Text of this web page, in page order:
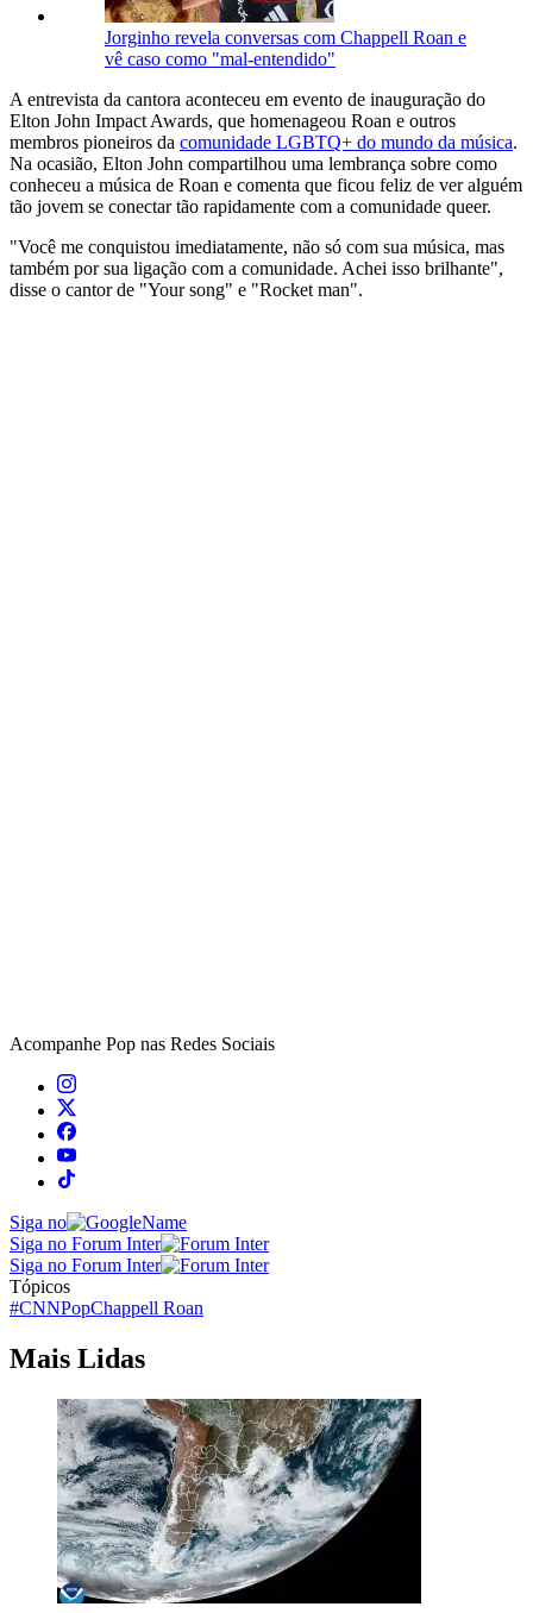
Jorginho revela conversas com Chappell Roan e
vê caso como "mal-entendido"
A entrevista da cantora aconteceu em evento de inauguração do
Elton John Impact Awards, que homenageou Roan e outros
membros pioneiros da comunidade LGBTQ+ do mundo da música.
Na ocasião, Elton John compartilhou uma lembrança sobre como
conheceu a música de Roan e comenta que ficou feliz de ver alguém
tão jovem se conectar tão rapidamente com a comunidade queer.
"Você me conquistou imediatamente, não só com sua música, mas
também por sua ligação com a comunidade. Achei isso brilhante",
disse o cantor de "Your song" e "Rocket man".
Acompanhe Pop nas Redes Sociais
Siga no
Siga no Forum Inter
Siga no Forum Inter
Tópicos
#CNNPopChappell Roan
Mais Lidas